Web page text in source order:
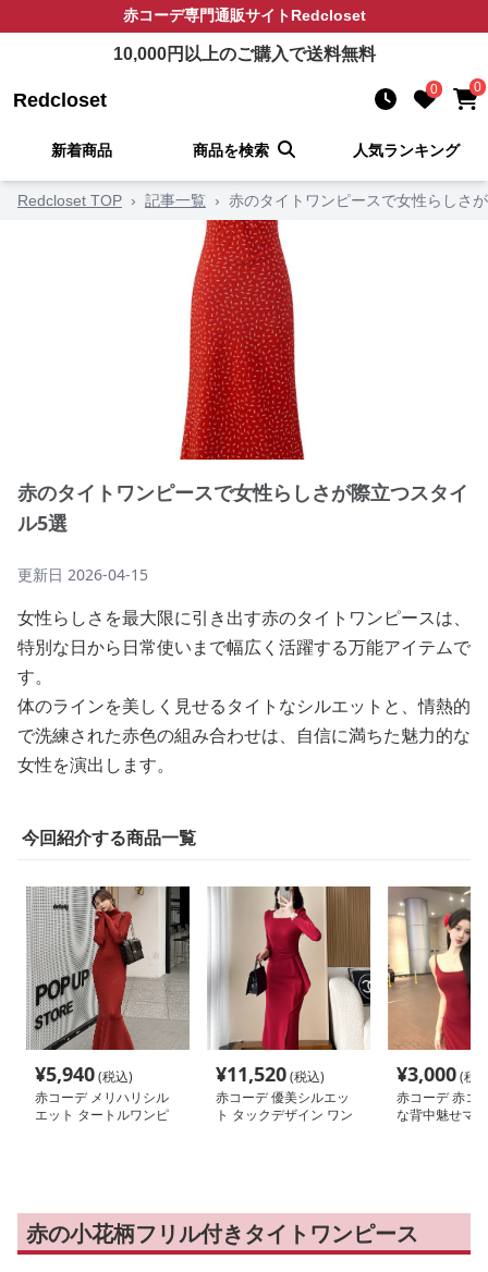
赤コーデ専門通販サイトRedcloset
10,000円以上のご購入で送料無料
Redcloset 0 0
新着商品 商品を検索 人気ランキング
Redcloset TOP › 記事一覧 › 赤のタイトワンピースで女性らしさ
赤のタイトワンピースで女性らしさが際立つスタイ
ル5選
更新日 2026-04-15
女性らしさを最大限に引き出す赤のタイトワンピースは、
特別な日から日常使いまで幅広く活躍する万能アイテムで
す。
体のラインを美しく見せるタイトなシルエットと、情熱的
で洗練された赤色の組み合わせは、自信に満ちた魅力的な
女性を演出します。
今回紹介する商品一覧
¥5,940(税込)
赤コーデ メリハリシル
エット タートルワンピ
¥11,520(税込)
赤コーデ 優美シルエッ
ト タックデザイン ワン
¥3,000(税
赤コーデ 赤コ
な背中魅せマ
赤の小花柄フリル付きタイトワンピース